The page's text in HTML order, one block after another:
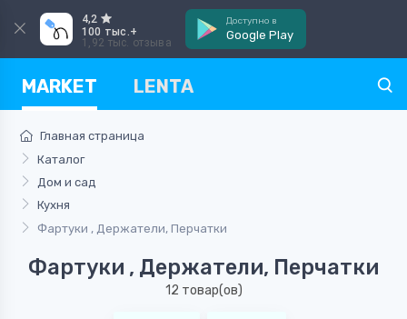
4,2
100 тыс.+
1,92 тыс. отзыва
Доступно в
Google Play
MARKET LENTA
Главная страница
Каталог
Дом и сад
Кухня
Фартуки , Держатели, Перчатки
Фартуки , Держатели, Перчатки
12 товар(ов)